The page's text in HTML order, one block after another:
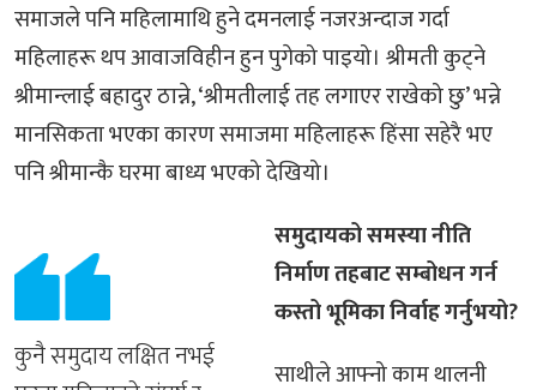
समाजले पनि महिलामाथि हुने दमनलाई नजरअन्दाज गर्दा
महिलाहरू थप आवाजविहीन हुन पुगेको पाइयो। श्रीमती कुट्ने
श्रीमान्लाई बहादुर ठान्ने, ‘श्रीमतीलाई तह लगाएर राखेको छु’ भन्ने
मानसिकता भएका कारण समाजमा महिलाहरू हिंसा सहेरै भए
पनि श्रीमान्कै घरमा बाध्य भएको देखियो।
कुनै समुदाय लक्षित नभई
समुदायको समस्या नीति
निर्माण तहबाट सम्बोधन गर्न
कस्तो भूमिका निर्वाह गर्नुभयो?
साथीले आफ्नो काम थालनी